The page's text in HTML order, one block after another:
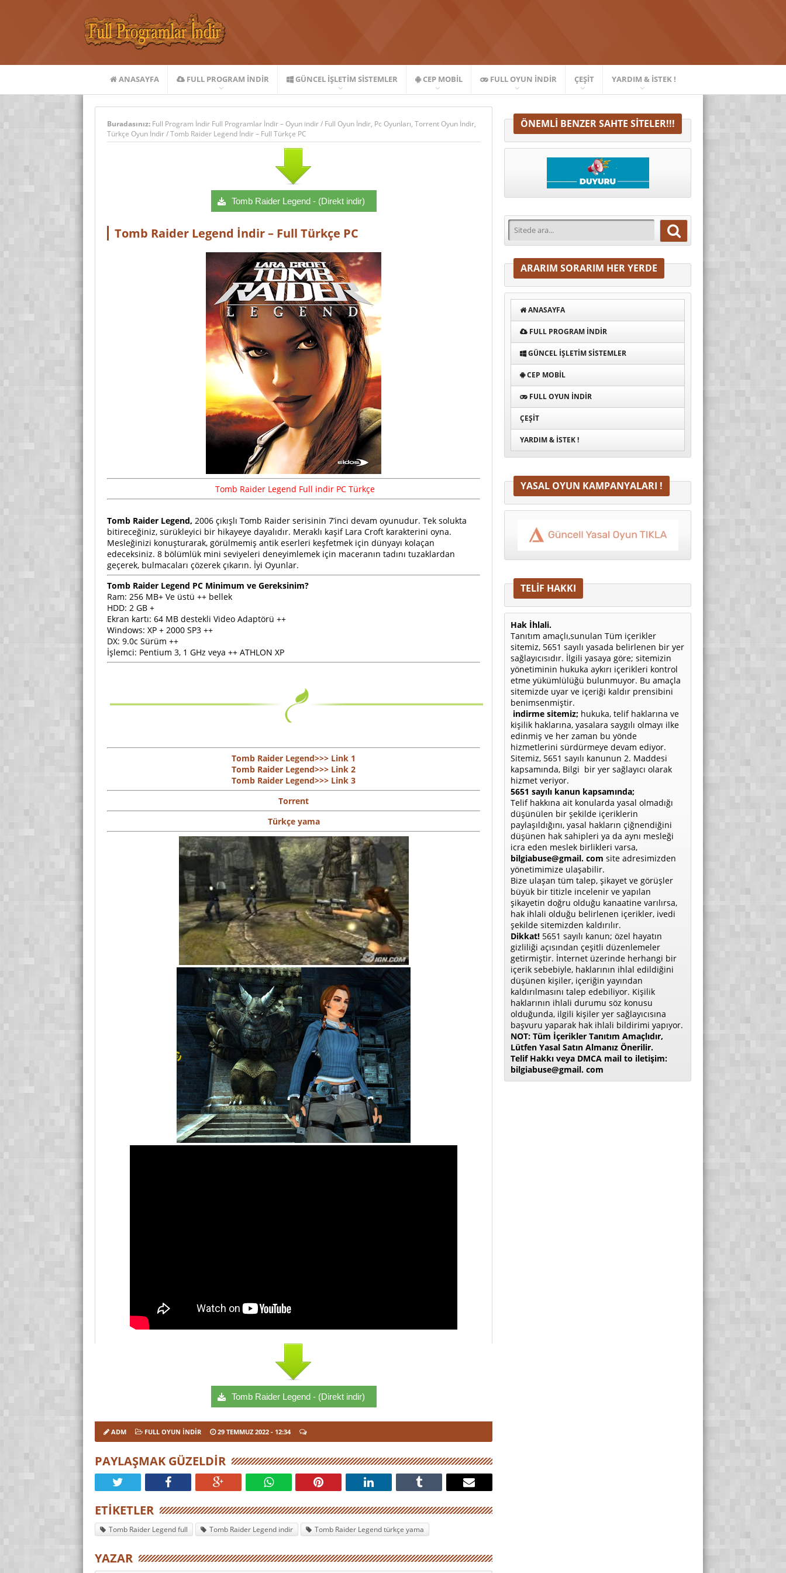
ANASAYFA FULL PROGRAM INDIR GÜNCEL İŞLETIM SISTEMLER CEP MOBIL FULL OYUN İNDIR ÇEŞIT YARDIM & İSTEK !
Buradasınız: Full Program İndir Full Programlar İndir – Oyun indir/ Full Oyun İndir, Pc Oyunları, Torrent Oyun İndir,
Türkçe Oyun İndir/Tomb Raider Legend İndir – Full Türkçe PC
Tomb Raider Legend - (Direkt indir)
Tomb Raider Legend İndir – Full Türkçe PC
Tomb Raider Legend Full indir PC Türkçe
Tomb Raider Legend, 2006 çıkışlı Tomb Raider serisinin 7’inci devam oyunudur. Tek solukta
bitireceğiniz, sürükleyici bir hikayeye dayalıdır. Meraklı kaşif Lara Croft karakterini oyna.
Mesleğinizi konuşturarak, görülmemiş antik eserleri keşfetmek için dünyayı kolaçan
edeceksiniz. 8 bölümlük mini seviyeleri deneyimlemek için maceranın tadını tuzaklardan
geçerek, bulmacaları çözerek çıkarın. İyi Oyunlar.
Tomb Raider Legend PC Minimum ve Gereksinim?
Ram: 256 MB+ Ve üstü ++ bellek
HDD: 2 GB +
Ekran kartı: 64 MB destekli Video Adaptörü ++
Windows: XP + 2000 SP3 ++
DX: 9.0c Sürüm ++
İşlemci: Pentium 3, 1 GHz veya ++ ATHLON XP
Tomb Raider Legend>>> Link 1
Tomb Raider Legend>>> Link 2
Tomb Raider Legend>>> Link 3
Torrent
Türkçe yama
Tomb Raider Legend - (Direkt indir)
ADM FULL OYUN İNDIR 29 TEMMUZ 2022 - 12:34
PAYLAŞMAK GÜZELDIR
ETIKETLER
Tomb Raider Legend full Tomb Raider Legend indir Tomb Raider Legend türkçe yama
YAZAR
ÖNEMLI BENZER SAHTE SITELER!!!
ARARIM SORARIM HER YERDE
ANASAYFA
FULL PROGRAM INDIR
GÜNCEL İŞLETIM SISTEMLER
CEP MOBIL
FULL OYUN İNDIR
ÇEŞIT
YARDIM & İSTEK !
YASAL OYUN KAMPANYALARI !
TELİF HAKKI
Hak İhlali.
Tanıtım amaçlı,sunulan Tüm içerikler
sitemiz, 5651 sayılı yasada belirlenen bir yer
sağlayıcısıdır. İlgili yasaya göre; sitemizin
yönetiminin hukuka aykırı içerikleri kontrol
etme yükümlülüğü bulunmuyor. Bu amaçla
sitemizde uyar ve içeriği kaldır prensibini
benimsenmiştir.
indirme sitemiz; hukuka, telif haklarına ve
kişilik haklarına, yasalara saygılı olmayı ilke
edinmiş ve her zaman bu yönde
hizmetlerini sürdürmeye devam ediyor.
Sitemiz, 5651 sayılı kanunun 2. Maddesi
kapsamında, Bilgi bir yer sağlayıcı olarak
hizmet veriyor.
5651 sayılı kanun kapsamında;
Telif hakkına ait konularda yasal olmadığı
düşünülen bir şekilde içeriklerin
paylaşıldığını, yasal hakların çiğnendiğini
düşünen hak sahipleri ya da aynı mesleği
icra eden meslek birlikleri varsa,
bilgiabuse@gmail. com site adresimizden
yönetimimize ulaşabilir.
Bize ulaşan tüm talep, şikayet ve görüşler
büyük bir titizle incelenir ve yapılan
şikayetin doğru olduğu kanaatine varılırsa,
hak ihlali olduğu belirlenen içerikler, ivedi
şekilde sitemizden kaldırılır.
Dikkat! 5651 sayılı kanun; özel hayatın
gizliliği açısından çeşitli düzenlemeler
getirmiştir. İnternet üzerinde herhangi bir
içerik sebebiyle, haklarının ihlal edildiğini
düşünen kişiler, içeriğin yayından
kaldırılmasını talep edebiliyor. Kişilik
haklarının ihlali durumu söz konusu
olduğunda, ilgili kişiler yer sağlayıcısına
başvuru yaparak hak ihlali bildirimi yapıyor.
NOT: Tüm İçerikler Tanıtım Amaçlıdır,
Lütfen Yasal Satın Almanız Önerilir.
Telif Hakkı veya DMCA mail to iletişim:
bilgiabuse@gmail. com